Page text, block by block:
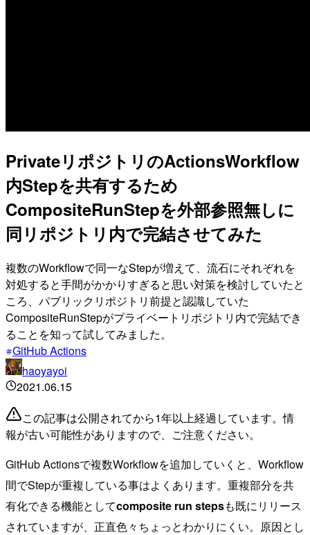
PrivateリポジトリのActionsWorkflow
内Stepを共有するため
CompositeRunStepを外部参照無しに
同リポジトリ内で完結させてみた
複数のWorkflowで同一なStepが増えて、流石にそれぞれを
対処すると手間がかかりすぎると思い対策を検討していたと
ころ、パブリックリポジトリ前提と認識していた
CompositeRunStepがプライベートリポジトリ内で完結でき
ることを知って試してみました。
GitHub Actions
haoyayoi
2021.06.15
この記事は公開されてから1年以上経過しています。情
報が古い可能性がありますので、ご注意ください。
GitHub Actionsで複数Workflowを追加していくと、Workflow
間でStepが重複している事はよくあります。重複部分を共
有化できる機能としてcomposite run stepsも既にリリース
されていますが、正直色々ちょっとわかりにくい。原因とし